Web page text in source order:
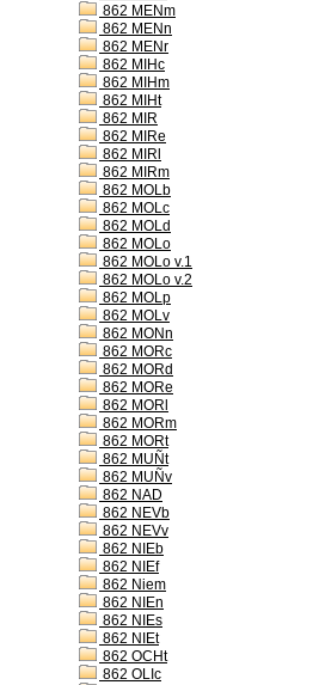
862 MENm
862 MENn
862 MENr
862 MIHc
862 MIHm
862 MIHt
862 MIR
862 MIRe
862 MIRl
862 MIRm
862 MOLb
862 MOLc
862 MOLd
862 MOLo
862 MOLo v.1
862 MOLo v.2
862 MOLp
862 MOLv
862 MONn
862 MORc
862 MORd
862 MORe
862 MORl
862 MORm
862 MORt
862 MUÑt
862 MUÑv
862 NAD
862 NEVb
862 NEVv
862 NIEb
862 NIEf
862 Niem
862 NIEn
862 NIEs
862 NIEt
862 OCHt
862 OLIc